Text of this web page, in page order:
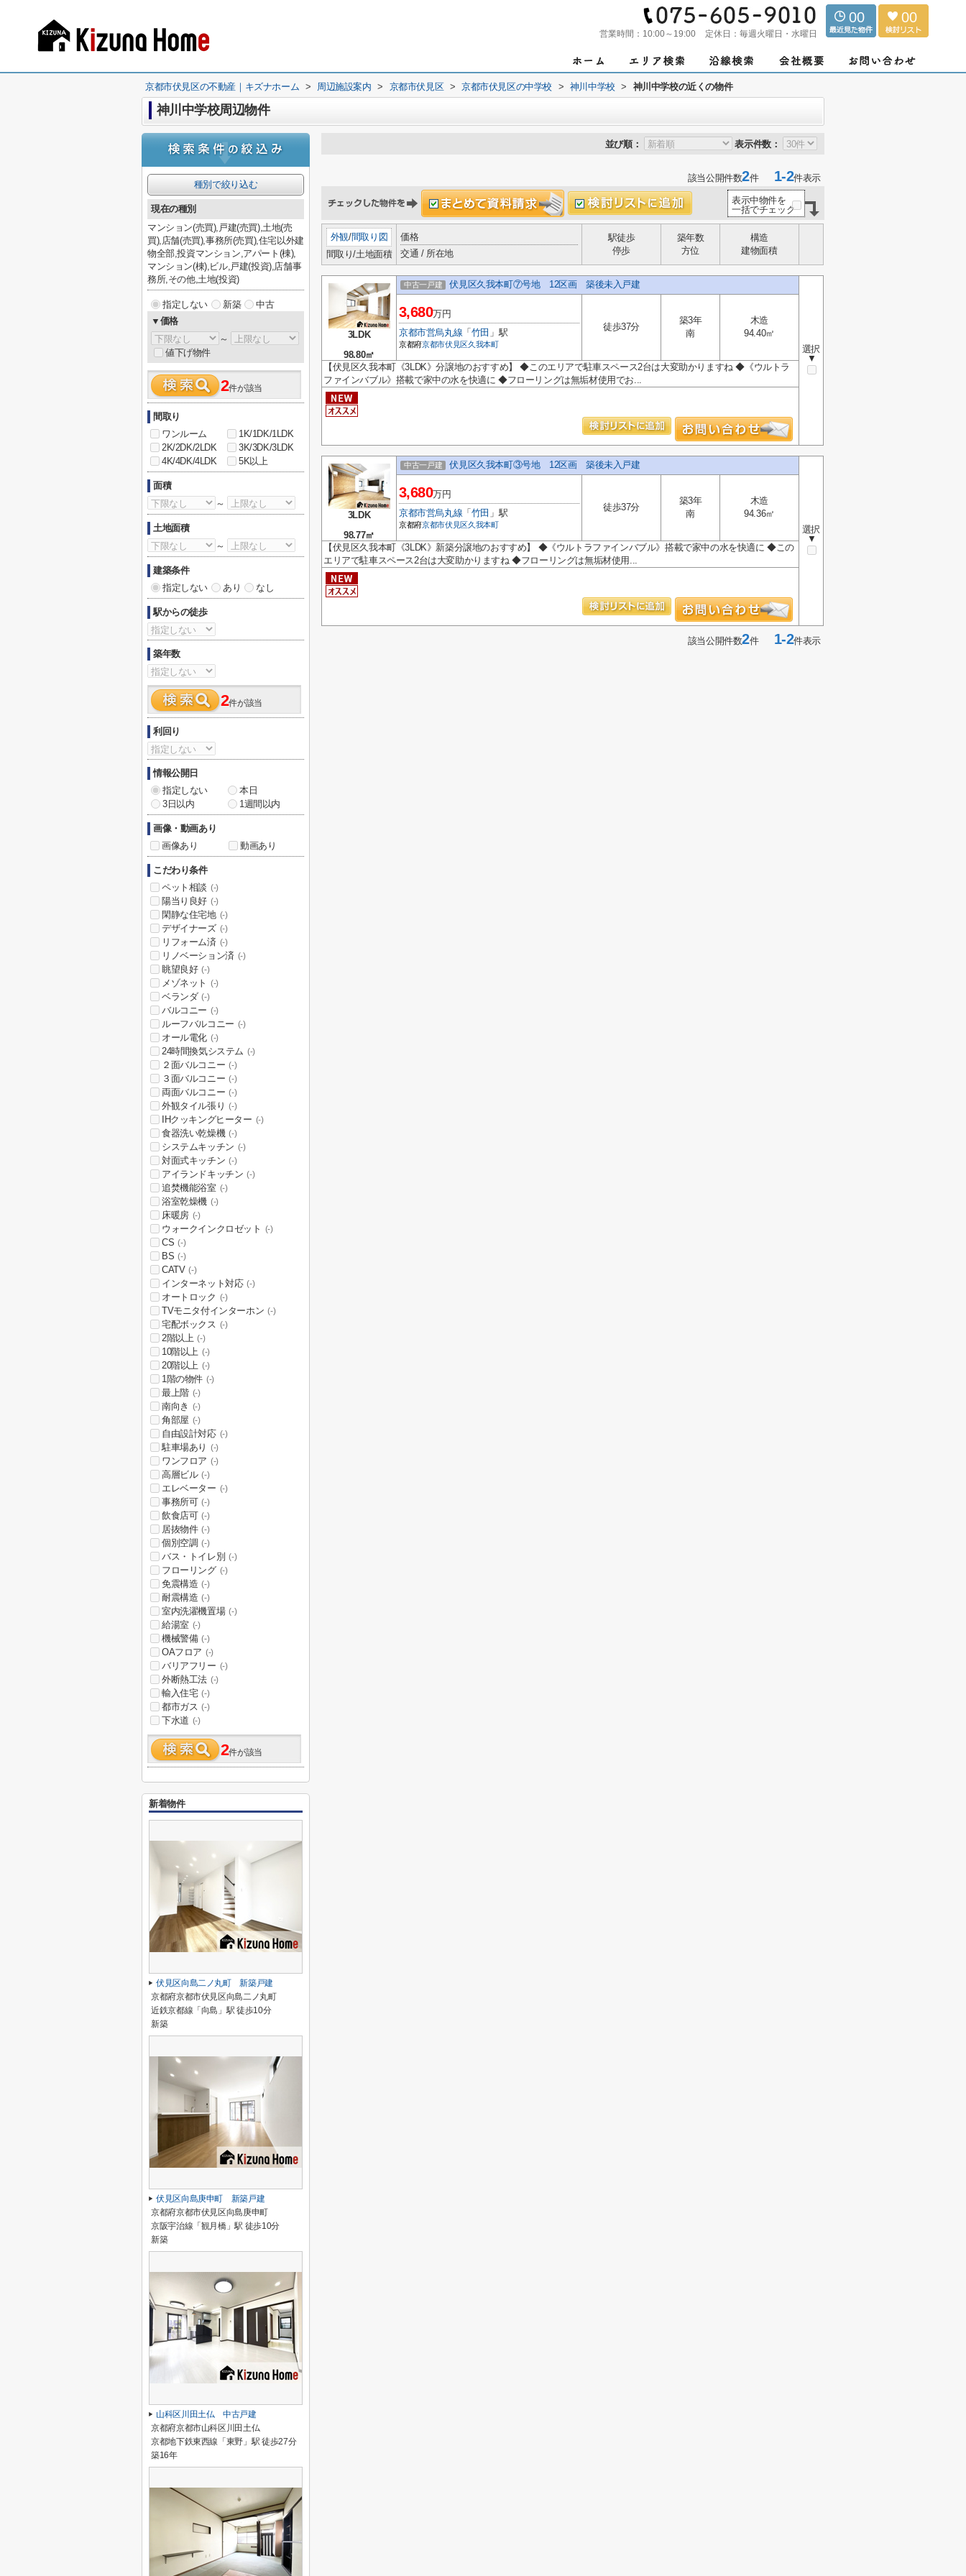
営業時間： 10:00～19:00 定休日： 毎週火曜日・水曜日
00 00
京都市伏見区の不動産｜キズナホーム > 周辺施設案内 > 京都市伏見区 > 京都市伏見区の中学校 > 神川中学校 > 神川中学校の近くの物件
神川中学校周辺物件
並び順： 表示件数：
該当公開件数2件1-2件表示
表示中物件を
一括でチェック
外観/間取り図
間取り/土地面積
価格
交通 / 所在地
駅徒歩
停歩
築年数
方位
構造
建物面積
3LDK
98.80㎡
中古一戸建 伏見区久我本町⑦号地 12区画 築後未入戸建
選択
▼
3,680万円
京都市営烏丸線 「 竹田 」駅
京都府京都市伏見区久我本町
徒歩37分
築3年
南
木造
94.40㎡
【伏見区久我本町《3LDK》分譲地のおすすめ】 ◆このエリアで駐車スペース2台は大変助かりますね ◆《ウルトラ
ファインバブル》搭載で家中の水を快適に ◆フローリングは無垢材使用でお...
3LDK
98.77㎡
中古一戸建 伏見区久我本町③号地 12区画 築後未入戸建
選択
▼
3,680万円
京都市営烏丸線 「 竹田 」駅
京都府京都市伏見区久我本町
徒歩37分
築3年
南
木造
94.36㎡
【伏見区久我本町《3LDK》新築分譲地のおすすめ】 ◆《ウルトラファインバブル》搭載で家中の水を快適に ◆この
エリアで駐車スペース2台は大変助かりますね ◆フローリングは無垢材使用...
該当公開件数2件1-2件表示
種別で絞り込む
現在の種別
マンション(売買),戸建(売買),土地(売
買),店舗(売買),事務所(売買),住宅以外建
物全部,投資マンション,アパート(棟),
マンション(棟),ビル,戸建(投資),店舗事
務所,その他,土地(投資)
指定しない 新築
中古
▼価格
～
値下げ物件
2件が該当
間取り
ワンルーム
1K/1DK/1LDK
2K/2DK/2LDK
3K/3DK/3LDK
4K/4DK/4LDK
5K以上
面積
～
土地面積
～
建築条件
指定しない
あり なし
駅からの徒歩
築年数
2件が該当
利回り
情報公開日
指定しない
本日
3日以内
1週間以内
画像・動画あり
画像あり
動画あり
こだわり条件
ペット相談 (-)
陽当り良好 (-)
閑静な住宅地 (-)
デザイナーズ (-)
リフォーム済 (-)
リノベーション済 (-)
眺望良好 (-)
メゾネット (-)
ベランダ (-)
バルコニー (-)
ルーフバルコニー (-)
オール電化 (-)
24時間換気システム (-)
２面バルコニー (-)
３面バルコニー (-)
両面バルコニー (-)
外観タイル張り (-)
IHクッキングヒーター (-)
食器洗い乾燥機 (-)
システムキッチン (-)
対面式キッチン (-)
アイランドキッチン (-)
追焚機能浴室 (-)
浴室乾燥機 (-)
床暖房 (-)
ウォークインクロゼット (-)
CS (-)
BS (-)
CATV (-)
インターネット対応 (-)
オートロック (-)
TVモニタ付インターホン (-)
宅配ボックス (-)
2階以上 (-)
10階以上 (-)
20階以上 (-)
1階の物件 (-)
最上階 (-)
南向き (-)
角部屋 (-)
自由設計対応 (-)
駐車場あり (-)
ワンフロア (-)
高層ビル (-)
エレベーター (-)
事務所可 (-)
飲食店可 (-)
居抜物件 (-)
個別空調 (-)
バス・トイレ別 (-)
フローリング (-)
免震構造 (-)
耐震構造 (-)
室内洗濯機置場 (-)
給湯室 (-)
機械警備 (-)
OAフロア (-)
バリアフリー (-)
外断熱工法 (-)
輸入住宅 (-)
都市ガス (-)
下水道 (-)
2件が該当
新着物件
伏見区向島二ノ丸町 新築戸建
京都府京都市伏見区向島二ノ丸町
近鉄京都線「向島」駅 徒歩10分
新築
伏見区向島庚申町 新築戸建
京都府京都市伏見区向島庚申町
京阪宇治線「観月橋」駅 徒歩10分
新築
山科区川田土仏 中古戸建
京都府京都市山科区川田土仏
京都地下鉄東西線「東野」駅 徒歩27分
築16年